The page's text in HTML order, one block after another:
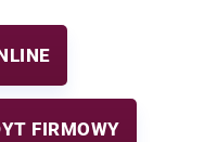
FIRMOWY